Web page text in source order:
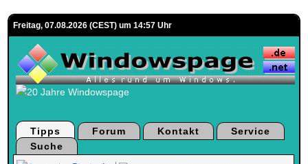
Freitag, 07.08.2026 (CEST) um 14:57 Uhr
Tipps Forum Kontakt
Service
Suche